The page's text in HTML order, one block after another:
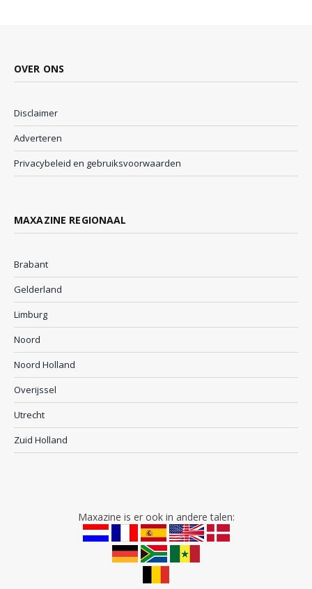
OVER ONS
Disclaimer
Adverteren
Privacybeleid en gebruiksvoorwaarden
MAXAZINE REGIONAAL
Brabant
Gelderland
Limburg
Noord
Noord Holland
Overijssel
Utrecht
Zuid Holland
Maxazine is er ook in andere talen: